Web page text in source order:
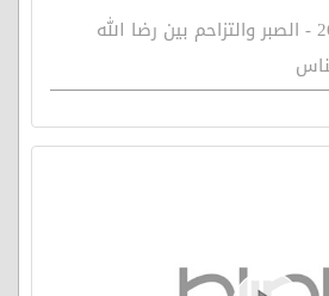
مصباح الهداية 269 - الصبر والتزاحم بين رضا الله